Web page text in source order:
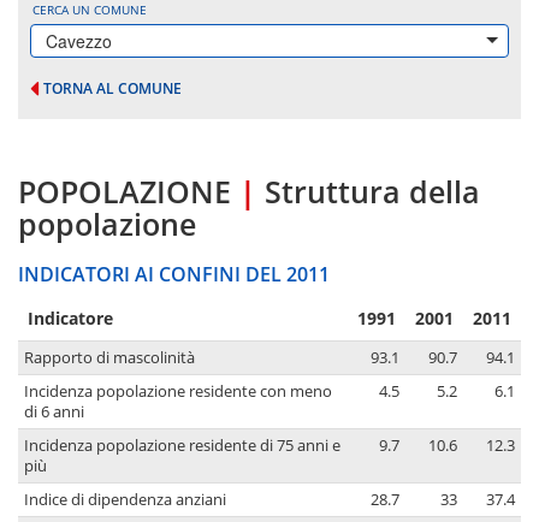
CERCA UN COMUNE
Cavezzo
TORNA AL COMUNE
POPOLAZIONE | Struttura della
popolazione
INDICATORI AI CONFINI DEL 2011
Indicatore 1991 2001 2011
Rapporto di mascolinità 93.1 90.7
94.1
Incidenza popolazione residente con meno
di 6 anni
4.5 5.2 6.1
Incidenza popolazione residente di 75 anni e
più
9.7 10.6 12.3
Indice di dipendenza anziani 28.7 33
37.4